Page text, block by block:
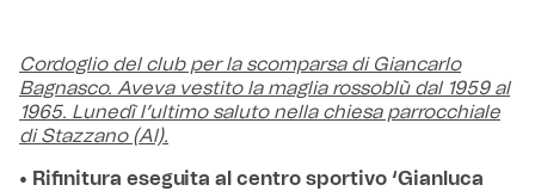
Cordoglio del club per la scomparsa di Giancarlo
Bagnasco. Aveva vestito la maglia rossoblù dal 1959 al
1965. Lunedì l’ultimo saluto nella chiesa parrocchiale
di Stazzano (Al).
• Rifinitura eseguita al centro sportivo ‘Gianluca